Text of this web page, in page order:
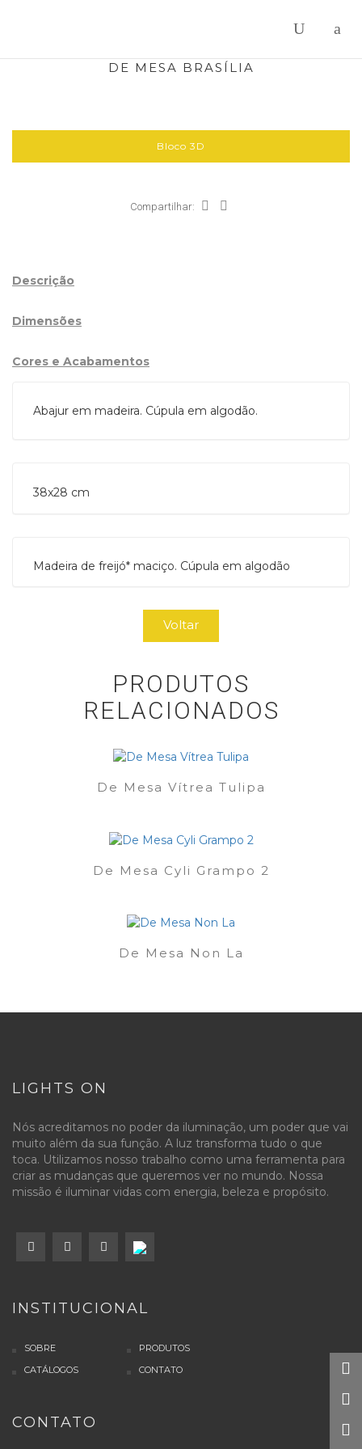
DE MESA BRASÍLIA
Bloco 3D
Compartilhar:
Descrição
Dimensões
Cores e Acabamentos
Abajur em madeira. Cúpula em algodão.
38x28 cm
Madeira de freijó* maciço. Cúpula em algodão
Voltar
PRODUTOS
RELACIONADOS
De Mesa Vítrea Tulipa
De Mesa Cyli Grampo 2
De Mesa Non La
LIGHTS ON
Nós acreditamos no poder da iluminação, um poder que vai
muito além da sua função. A luz transforma tudo o que
toca. Utilizamos nosso trabalho como uma ferramenta para
criar as mudanças que queremos ver no mundo. Nossa
missão é iluminar vidas com energia, beleza e propósito.
INSTITUCIONAL
SOBRE
PRODUTOS
CATÁLOGOS
CONTATO
CONTATO